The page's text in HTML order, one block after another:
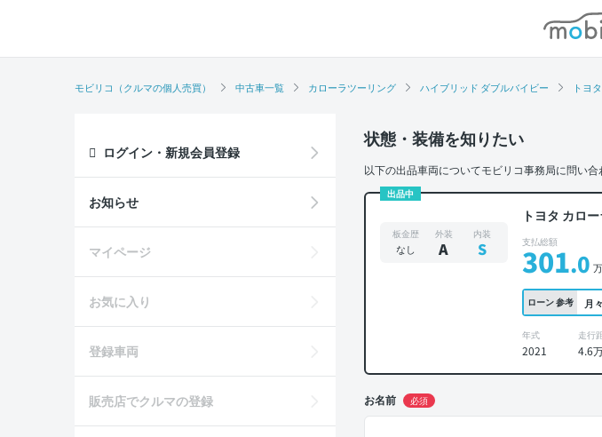
モビリコ（クルマの個人売買） 中古車一覧 カローラツーリング ハイブリッド ダブルバイビー トヨ
状態・装備を知りたい
以下の出品車両についてモビリコ事務局に問い合
出品中
トヨタ カロ
板金歴
なし
外装
A
内装
S 支払総額
301.0
ローン参考 月々
年式
2021
走行
4.6
お名前 必須
ログイン・新規会員登録
お知らせ
マイページ
お気に入り
登録車両
販売店でクルマの登録